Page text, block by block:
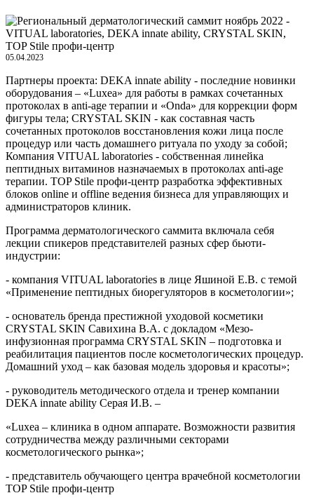
05.04.2023
Партнеры проекта: DEKA innate ability - последние новинки
оборудования – «Luxea» для работы в рамках сочетанных
протоколах в anti-age терапии и «Onda» для коррекции форм
фигуры тела; CRYSTAL SKIN - как составная часть
сочетанных протоколов восстановления кожи лица после
процедур или часть домашнего ритуала по уходу за собой;
Компания VITUAL laboratories - собственная линейка
пептидных витаминов назначаемых в протоколах anti-age
терапии. TOP Stile профи-центр разработка эффективных
блоков online и offline ведения бизнеса для управляющих и
администраторов клиник.
Программа дерматологического саммита включала себя
лекции спикеров представителей разных сфер бьюти-
индустрии:
- компания VITUAL laboratories в лице Яшиной Е.В. с темой
«Применение пептидных биорегуляторов в косметологии»;
- основатель бренда престижной уходовой косметики
CRYSTAL SKIN Савихина В.А. с докладом «Мезо-
инфузионная программа CRYSTAL SKIN – подготовка и
реабилитация пациентов после косметологических процедур.
Домашний уход – как базовая модель здоровья и красоты»;
- руководитель методического отдела и тренер компании
DEKA innate ability Серая И.В. –
«Luxea – клиника в одном аппарате. Возможности развития
сотрудничества между различными секторами
косметологического рынка»;
- представитель обучающего центра врачебной косметологии
TOP Stile профи-центр